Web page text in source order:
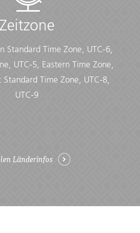
Zeitzone
Standard Time Zone, UTC-6,
UTC-5, Eastern Time Zone,
Time Zone, UTC-8,
UTC-9
Länderinfos